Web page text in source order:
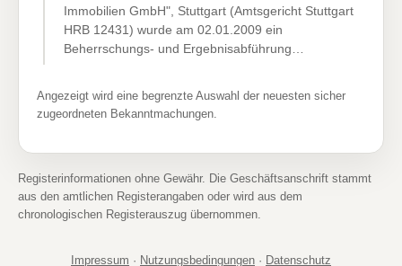
Immobilien GmbH", Stuttgart (Amtsgericht Stuttgart
HRB 12431) wurde am 02.01.2009 ein
Beherrschungs- und Ergebnisabführung…
Angezeigt wird eine begrenzte Auswahl der neuesten sicher
zugeordneten Bekanntmachungen.
Registerinformationen ohne Gewähr. Die Geschäftsanschrift stammt
aus den amtlichen Registerangaben oder wird aus dem
chronologischen Registerauszug übernommen.
Impressum · Nutzungsbedingungen · Datenschutz